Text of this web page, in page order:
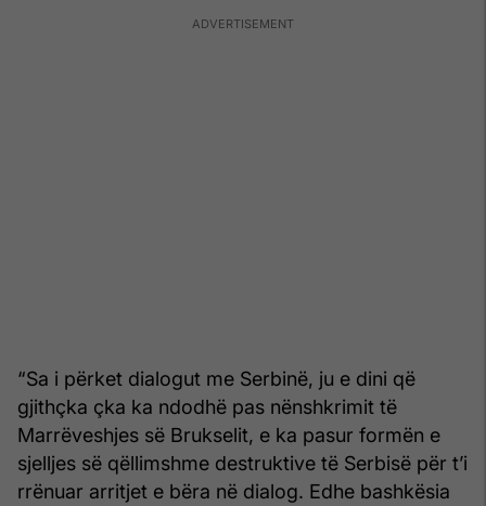
“Sa i përket dialogut me Serbinë, ju e dini që
gjithçka çka ka ndodhë pas nënshkrimit të
Marrëveshjes së Brukselit, e ka pasur formën e
sjelljes së qëllimshme destruktive të Serbisë për t’i
rrënuar arritjet e bëra në dialog. Edhe bashkësia